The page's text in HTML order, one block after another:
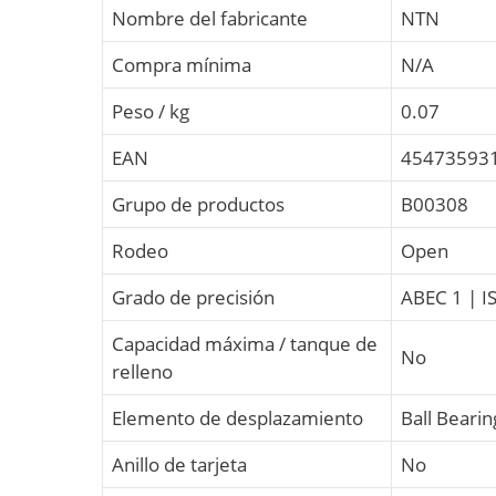
Nombre del fabricante
NTN
Compra mínima
N/A
Peso / kg
0.07
EAN
Grupo de productos
B00308
Rodeo
Open
Grado de precisión
ABEC 1 |
Capacidad máxima / tanque de
relleno
No
Elemento de desplazamiento
Ball
Anillo de tarjeta
No